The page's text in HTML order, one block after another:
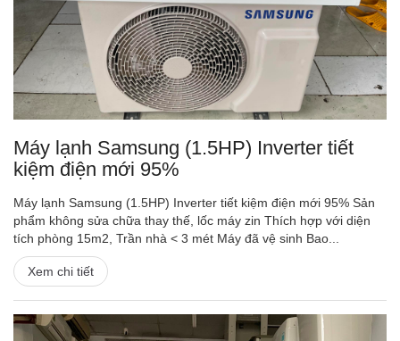
Máy lạnh Samsung (1.5HP) Inverter tiết
kiệm điện mới 95%
Máy lạnh Samsung (1.5HP) Inverter tiết kiệm điện mới 95% Sản
phẩm không sửa chữa thay thế, lốc máy zin Thích hợp với diện
tích phòng 15m2, Trần nhà < 3 mét Máy đã vệ sinh Bao...
Xem chi tiết